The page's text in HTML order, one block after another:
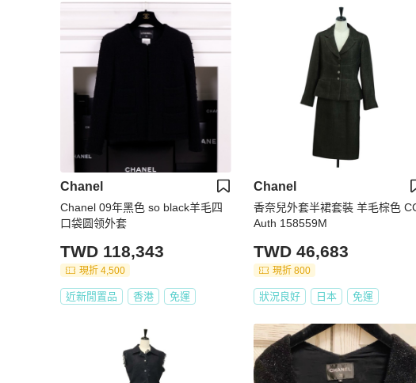
Chanel
Chanel 09年黑色 so black羊毛四
口袋圆领外套
TWD 118,343
現折 4,500
近新閒置品 香港 免運
Chanel
香奈兒外套半裙套裝 羊毛棕色
Auth 158559M
TWD 46,683
現折 800
狀況良好 日本 免運